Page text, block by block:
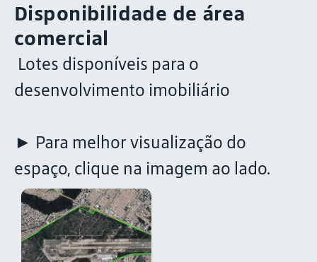
Disponibilidade de área
comercial
Lotes disponíveis para o
desenvolvimento imobiliário
► Para melhor visualização do
espaço, clique na imagem ao lado.